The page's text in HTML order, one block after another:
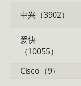
中兴（3902）
爱快
（10055）
Cisco（9）